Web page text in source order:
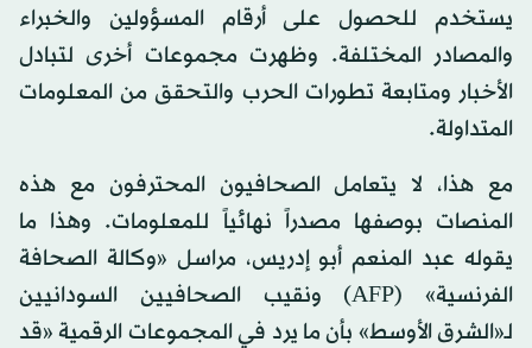
يستخدم للحصول على أرقام المسؤولين والخبراء
والمصادر المختلفة. وظهرت مجموعات أخرى لتبادل
الأخبار ومتابعة تطورات الحرب والتحقق من المعلومات
المتداولة.
مع هذا، لا يتعامل الصحافيون المحترفون مع هذه
المنصات بوصفها مصدراً نهائياً للمعلومات. وهذا ما
يقوله عبد المنعم أبو إدريس، مراسل «وكالة الصحافة
الفرنسية» (AFP) ونقيب الصحافيين السودانيين
لـ«الشرق الأوسط» بأن ما يرد في المجموعات الرقمية «قد